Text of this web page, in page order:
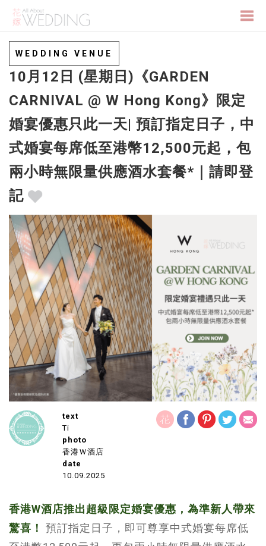
WEDDING VENUE
10月12日 (星期日)《GARDEN
CARNIVAL @ W Hong Kong》限定
婚宴優惠只此一天| 預訂指定日子，中
式婚宴每席低至港幣12,500元起，包
兩小時無限量供應酒水套餐*｜請即登
記
text
Ti
photo
香港Ｗ酒店
date
10.09.2025
香港W酒店推出超級限定婚宴優惠，為準新人帶來
驚喜！
預訂指定日子，即可尊享中式婚宴每席低